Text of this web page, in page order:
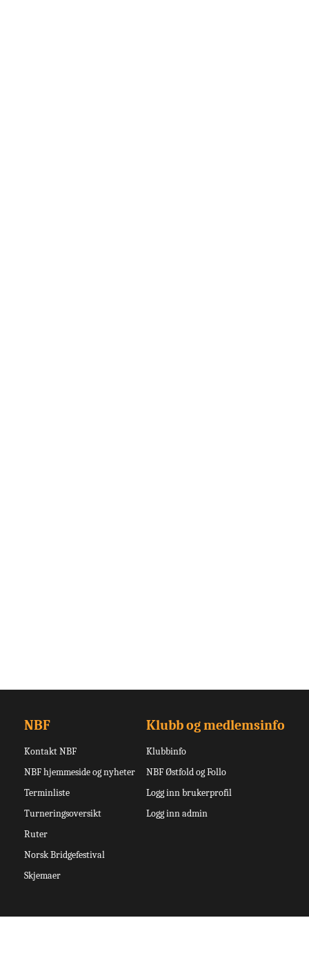
NBF
Kontakt NBF
NBF hjemmeside og nyheter
Terminliste
Turneringsoversikt
Ruter
Norsk Bridgefestival
Skjemaer
Klubb og medlemsinfo
Klubbinfo
NBF Østfold og Follo
Logg inn brukerprofil
Logg inn admin